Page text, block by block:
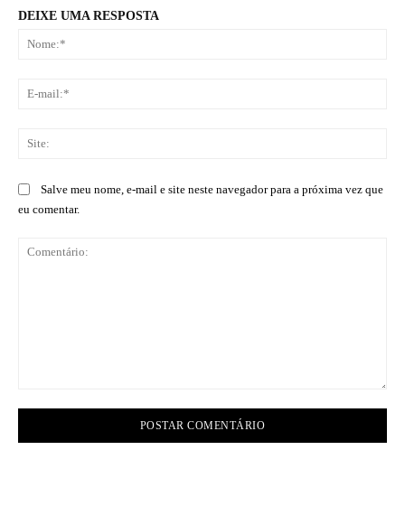
DEIXE UMA RESPOSTA
Salve meu nome, e-mail e site neste navegador para a próxima vez que
eu comentar.